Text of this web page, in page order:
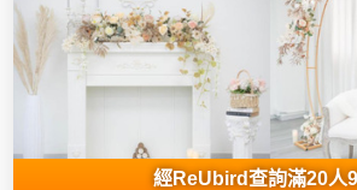
坊
戶
經ReUbird查詢滿20人